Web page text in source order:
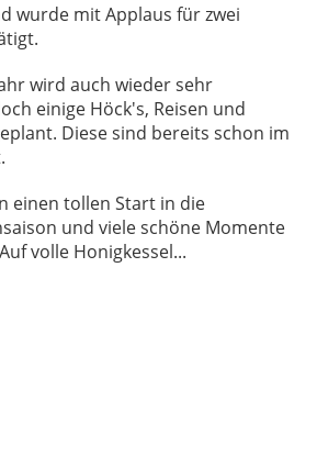
wurde mit Applaus für zwei
wird auch wieder sehr
einige Höck's, Reisen und
Diese sind bereits schon im
einen tollen Start in die
und viele schöne Momente
volle Honigkessel...